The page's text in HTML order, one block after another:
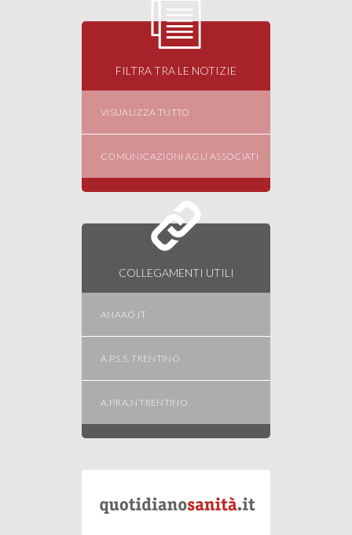
FILTRA TRA LE NOTIZIE
VISUALIZZA TUTTO
COMUNICAZIONI AGLI ASSOCIATI
COLLEGAMENTI UTILI
ANAAO.IT
A.P.S.S. TRENTINO
A.P.RA.N TRENTINO